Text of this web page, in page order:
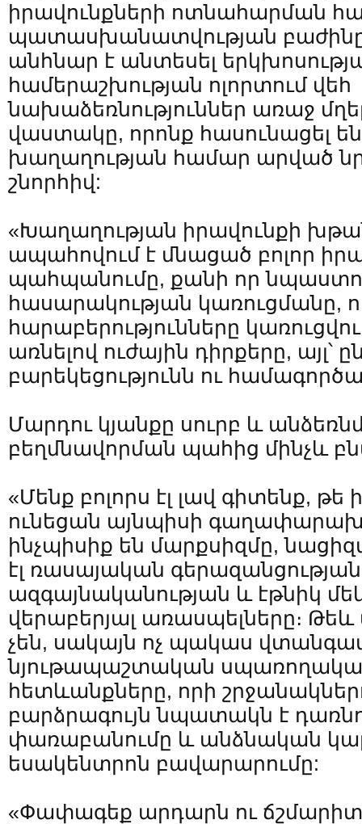
իրավունքների ոտնահարման
պատասխանատվության
անհնար է անտեսել
համերաշխության ոլորտում վեհ
նախաձեռնություններ առաջ
վաստակը, որոնք հասունացել
խաղաղության համար արված
շնորհիվ:
«Խաղաղության իրավունքի
ապահովում է մնացած բոլոր
պահպանումը, քանի որ
հասարակության կառուցմանը,
հարաբերությունները
առնելով ուժային դիրքերը, այլ՝
բարեկեցությունն ու
Մարդու կյանքը սուրբ և
բեղմնավորման պահից մինչև
«Մենք բոլորս էլ լավ գիտենք,
ունեցան այնպիսի
ինչպիսիք են մարքսիզմը,
էլ ռասայական
ազգայնականության և էթնիկ
վերաբերյալ առասպելները։
չեն, սակայն ոչ պակաս
նյութապաշտական
հետևանքները, որի
բարձրագույն նպատակն է
փառաբանումը և անձնական
եսակենտրոն բավարարումը:
«Փափագեք արդարն ու